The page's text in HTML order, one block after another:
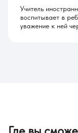
Учитель
воспитывает в
уважение к ней